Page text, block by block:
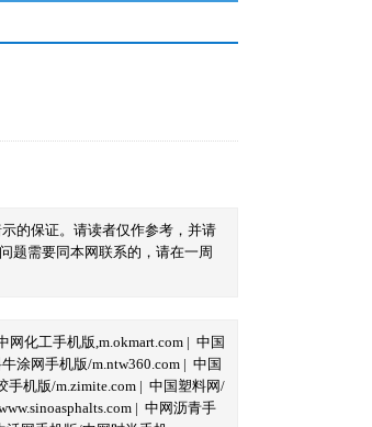
的保证。请读者仅作参考，并请
题需要同本网联系的，请在一周
网化工手机版,m.okmart.com | 中国
涂网手机版/m.ntw360.com | 中国
手机版/m.zimite.com | 中国塑料网/
| 中网沥青手